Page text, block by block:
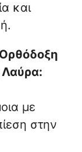
και
Λαύρα:
με
στην